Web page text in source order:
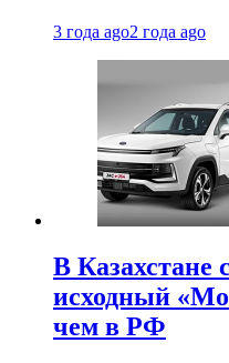
3 года ago2 года ago
В Казахстане
исходный
чем в РФ